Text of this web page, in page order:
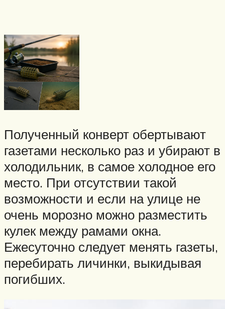
Полученный конверт обертывают
газетами несколько раз и убирают в
холодильник, в самое холодное его
место. При отсутствии такой
возможности и если на улице не
очень морозно можно разместить
кулек между рамами окна.
Ежесуточно следует менять газеты,
перебирать личинки, выкидывая
погибших.